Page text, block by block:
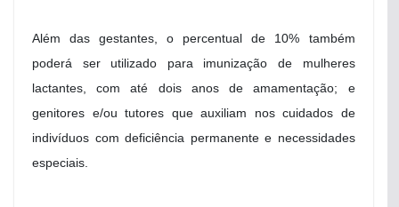
Além das gestantes, o percentual de 10% também
poderá ser utilizado para imunização de mulheres
lactantes, com até dois anos de amamentação; e
genitores e/ou tutores que auxiliam nos cuidados de
indivíduos com deficiência permanente e necessidades
especiais.